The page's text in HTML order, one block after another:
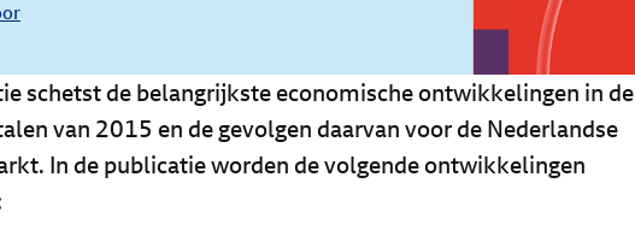
schetst de belangrijkste economische ontwikkelingen in de
van 2015 en de gevolgen daarvan voor de Nederlandse
In de publicatie worden de volgende ontwikkelingen